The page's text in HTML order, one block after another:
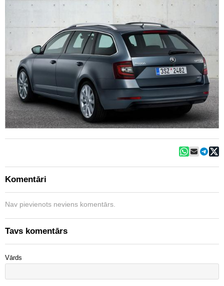
Komentāri
Nav pievienots neviens komentārs.
Tavs komentārs
Vārds